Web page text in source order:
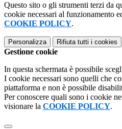
Questo sito o gli strumenti terzi da
cookie necessari al funzionamento
COOKIE POLICY.
Personalizza Rifiuta tutti i cookies
Gestione cookie
In questa schermata è possibile
I cookie necessari sono quelli che
piattaforma e non è possibile
Per conoscere quali sono i cookie
visionare la COOKIE POLICY.